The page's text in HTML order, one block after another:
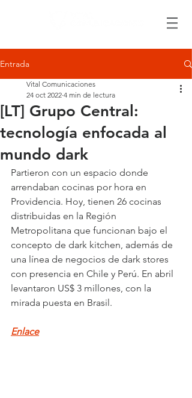
Entrada
[LT] Grupo Central:
tecnología enfocada al
mundo dark
Vital Comunicaciones
24 oct 2022 4 min de lectura
Partieron con un espacio donde
arrendaban cocinas por hora en
Providencia. Hoy, tienen 26 cocinas
distribuidas en la Región
Metropolitana que funcionan bajo el
concepto de dark kitchen, además de
una línea de negocios de dark stores
con presencia en Chile y Perú. En abril
levantaron US$ 3 millones, con la
mirada puesta en Brasil.
Enlace